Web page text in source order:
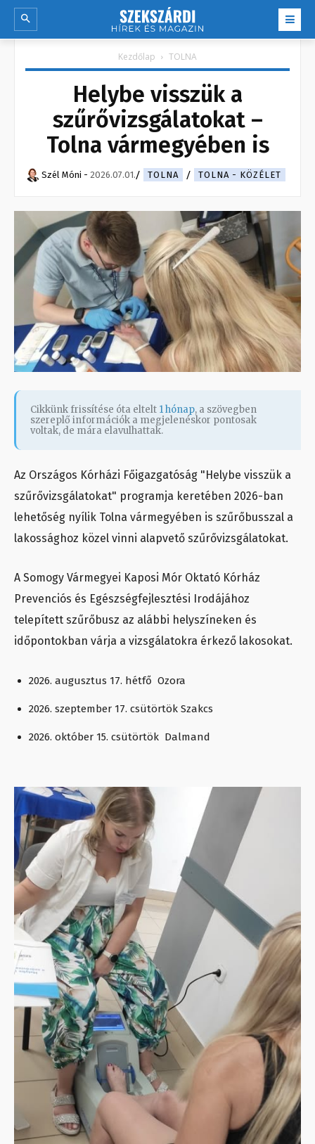
Kezdőlap TOLNA
Helybe visszük a
szűrővizsgálatokat –
Tolna vármegyében is
Szél Móni - 2026.07.01. TOLNA TOLNA - KÖZÉLET
Cikkünk frissítése óta eltelt 1 hónap, a szövegben
szereplő információk a megjelenéskor pontosak
voltak, de mára elavulhattak.
Az Országos Kórházi Főigazgatóság "Helybe visszük a
szűrővizsgálatokat" programja keretében 2026-ban
lehetőség nyílik Tolna vármegyében is szűrőbusszal a
lakossághoz közel vinni alapvető szűrővizsgálatokat.
A Somogy Vármegyei Kaposi Mór Oktató Kórház
Prevenciós és Egészségfejlesztési Irodájához
telepített szűrőbusz az alábbi helyszíneken és
időpontokban várja a vizsgálatokra érkező lakosokat.
2026. augusztus 17. hétfő Ozora
2026. szeptember 17. csütörtök Szakcs
2026. október 15. csütörtök Dalmand